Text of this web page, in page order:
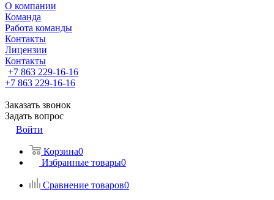
О компании
Команда
Работа команды
Контакты
Лицензии
Контакты
+7 863 229-16-16
+7 863 229-16-16
Заказать звонок
Задать вопрос
Войти
Корзина0
Избранные товары0
Сравнение товаров0